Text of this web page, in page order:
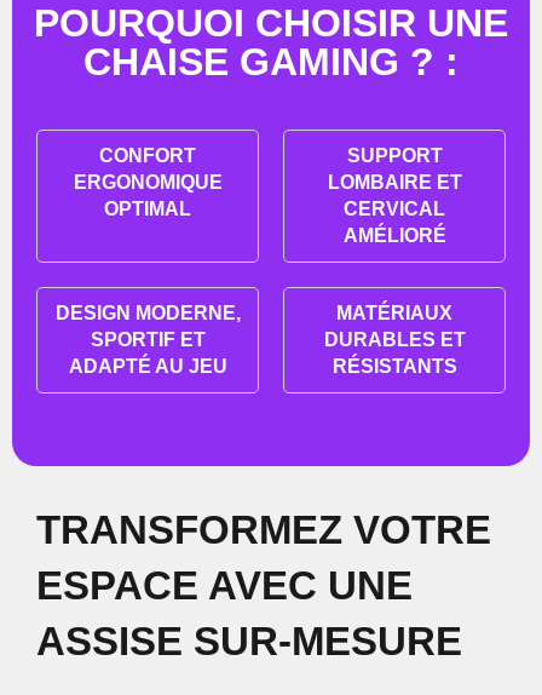
POURQUOI CHOISIR UNE
CHAISE GAMING ? :
CONFORT
ERGONOMIQUE
OPTIMAL
SUPPORT
LOMBAIRE ET
CERVICAL
AMÉLIORÉ
DESIGN MODERNE,
SPORTIF ET
ADAPTÉ AU JEU
MATÉRIAUX
DURABLES ET
RÉSISTANTS
TRANSFORMEZ VOTRE
ESPACE AVEC UNE
ASSISE SUR-MESURE